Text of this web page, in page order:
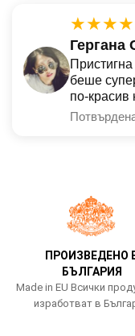
Гергана
беше
по-красив
ПРОИЗВЕДЕНО
БЪЛГАРИЯ
Made in EU Всички
изработват в